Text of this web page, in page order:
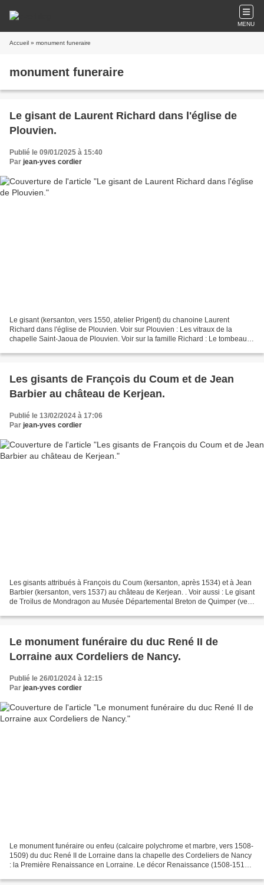
MENU
Accueil » monument funeraire
monument funeraire
Le gisant de Laurent Richard dans l'église de
Plouvien.
Publié le 09/01/2025 à 15:40
Par jean-yves cordier
Le gisant (kersanton, vers 1550, atelier Prigent) du chanoine Laurent
Richard dans l'église de Plouvien. Voir sur Plouvien : Les vitraux de la
chapelle Saint-Jaoua de Plouvien. Voir sur la famille Richard : Le tombeau
Les gisants de François du Coum et de Jean
Barbier au château de Kerjean.
Publié le 13/02/2024 à 17:06
Par jean-yves cordier
Les gisants attribués à François du Coum (kersanton, après 1534) et à Jean
Barbier (kersanton, vers 1537) au château de Kerjean. . Voir aussi : Le gisant
de Troïlus de Mondragon au Musée Départemental Breton de Quimper (vers
Le monument funéraire du duc René II de
Lorraine aux Cordeliers de Nancy.
Publié le 26/01/2024 à 12:15
Par jean-yves cordier
Le monument funéraire ou enfeu (calcaire polychrome et marbre, vers 1508-
1509) du duc René II de Lorraine dans la chapelle des Cordeliers de Nancy
: la Première Renaissance en Lorraine. Le décor Renaissance (1508-1512)